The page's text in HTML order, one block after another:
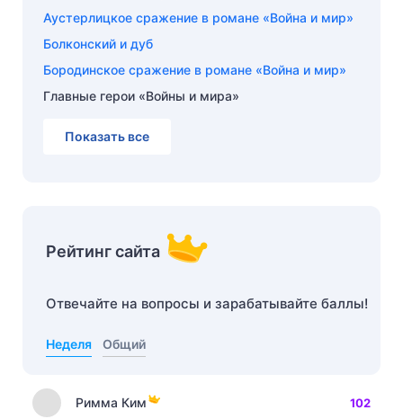
Аустерлицкое сражение в романе «Война и мир»
Болконский и дуб
Бородинское сражение в романе «Война и мир»
Главные герои «Войны и мира»
Показать все
Рейтинг сайта
Отвечайте на вопросы и зарабатывайте баллы!
Неделя Общий
Римма Ким 102